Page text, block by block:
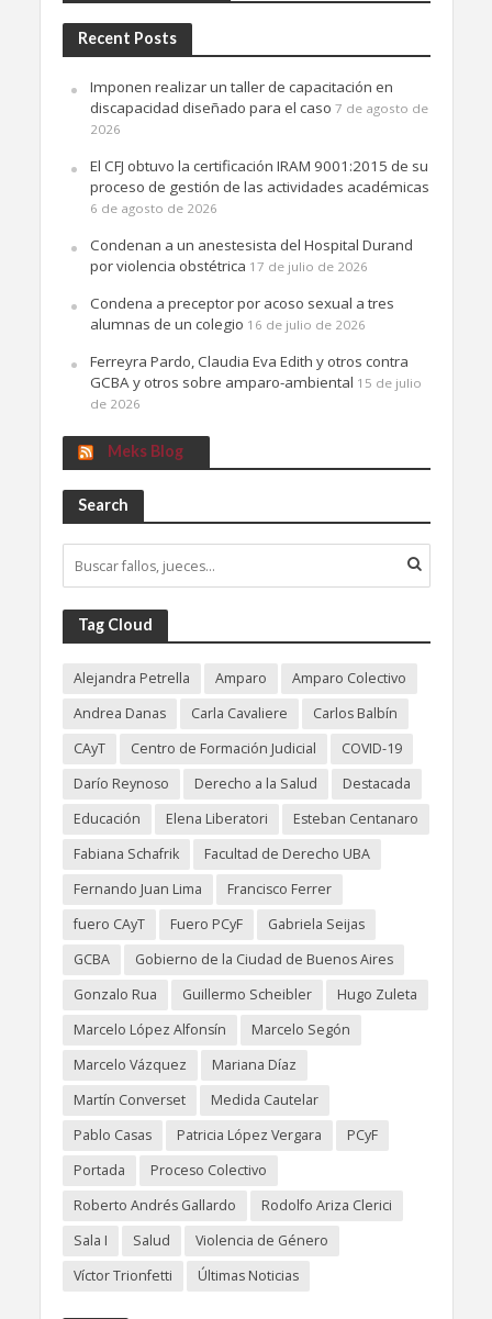
Recent Posts
Imponen realizar un taller de capacitación en
discapacidad diseñado para el caso 7 de agosto de
2026
El CFJ obtuvo la certificación IRAM 9001:2015 de su
proceso de gestión de las actividades académicas
6 de agosto de 2026
Condenan a un anestesista del Hospital Durand
por violencia obstétrica 17 de julio de 2026
Condena a preceptor por acoso sexual a tres
alumnas de un colegio 16 de julio de 2026
Ferreyra Pardo, Claudia Eva Edith y otros contra
GCBA y otros sobre amparo-ambiental 15 de julio
de 2026
Meks Blog
Search
Tag Cloud
Alejandra Petrella Amparo
Amparo Colectivo
Andrea Danas
Carla Cavaliere
Carlos Balbín
CAyT
Centro de Formación Judicial
COVID-19
Darío Reynoso
Derecho a la Salud
Destacada
Educación
Elena Liberatori
Esteban Centanaro
Fabiana Schafrik
Facultad de Derecho UBA
Fernando Juan Lima
Francisco Ferrer
fuero CAyT
Fuero PCyF
Gabriela Seijas
GCBA
Gobierno de la Ciudad de Buenos Aires
Gonzalo Rua
Guillermo Scheibler
Hugo Zuleta
Marcelo López Alfonsín
Marcelo Segón
Marcelo Vázquez
Mariana Díaz
Martín Converset
Medida Cautelar
Pablo Casas
Patricia López Vergara
PCyF
Portada
Proceso Colectivo
Roberto Andrés Gallardo
Rodolfo Ariza Clerici
Sala I
Salud
Violencia de Género
Víctor Trionfetti
Últimas Noticias